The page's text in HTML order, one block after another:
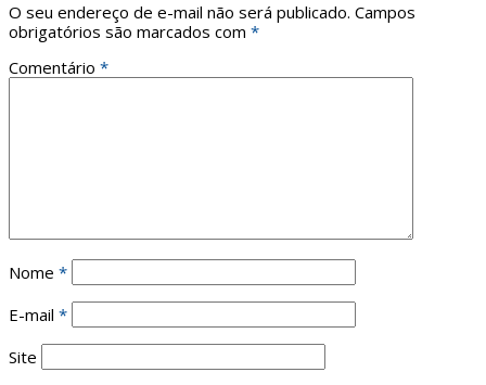
O seu endereço de e-mail não será publicado. Campos
obrigatórios são marcados com *
Comentário *
Nome *
E-mail *
Site